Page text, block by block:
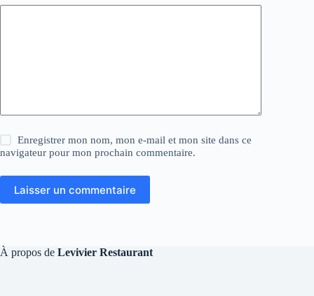
Enregistrer mon nom, mon e-mail et mon site dans ce
navigateur pour mon prochain commentaire.
Laisser un commentaire
À propos de Levivier Restaurant